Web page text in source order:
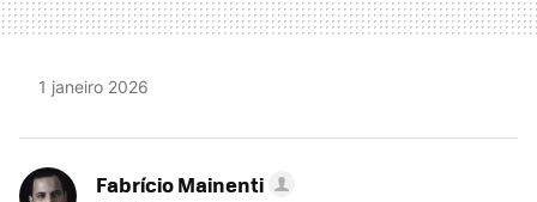
1 janeiro 2026
Fabrício Mainenti